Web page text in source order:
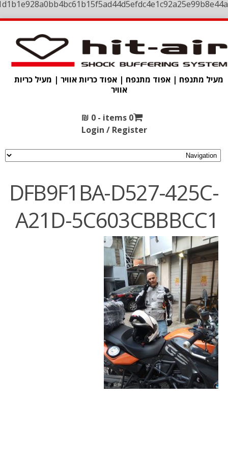
מעיל מתנפח | אפוד מתנפח | אפוד כריות אוויר | מעיל כריות
אוויר
0 items -
₪ 0
Login / Register
DFB9F1BA-D527-425C-
A21D-5C603CBBBCC1